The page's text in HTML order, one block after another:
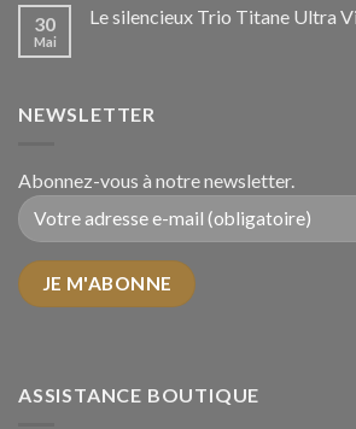
30
Mai
Le silencieux Trio Titane Ultra
NEWSLETTER
Abonnez-vous à notre newsletter.
ASSISTANCE BOUTIQUE